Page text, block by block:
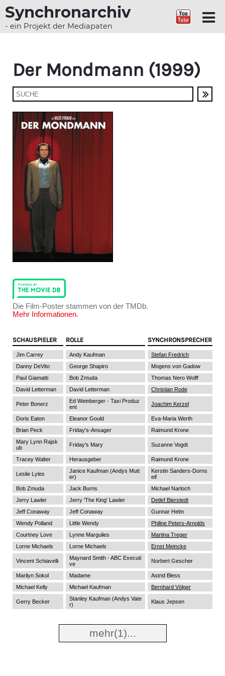
Synchronarchiv
- ein Projekt der Mediapaten
Der Mondmann (1999)
Die Film-Poster stammen von der TMDb.
Mehr Informationen.
SCHAUSPIELER ROLLE SYNCHRONSPRECHER
Jim Carrey Andy Kaufman
Stefan Fredrich
Danny DeVito
George Shapiro
Mogens von Gadow
Paul Giamatti
Bob Zmuda
Thomas Nero Wolff
David Letterman
David Letterman Christian Rode
Peter Bonerz
Ed Weinberger - Taxi Produz
ent
Joachim Kerzel
Doris Eaton Eleanor Gould
Eva-Maria Werth
Brian Peck
Friday's-Ansager
Raimund Krone
Mary Lynn Rajsk
ub
Friday's Mary Suzanne Vogdt
Tracey Walter Herausgeber Raimund Krone
Leslie Lyles
Janice Kaufman (Andys Mutt
er)
Kerstin Sanders-Dorns
eif
Bob Zmuda
Jack Burns
Michael Narloch
Jerry Lawler
Jerry 'The King' Lawler
Detlef Bierstedt
Jeff Conaway
Jeff Conaway
Gunnar Helm
Wendy Polland
Little Wendy
Philine Peters-Arnolds
Courtney Love
Lynne Margulies
Martina Treger
Lorne Michaels
Lorne Michaels Ernst Meincke
Vincent Schiavelli
Maynard Smith - ABC Executi
ve
Norbert Gescher
Marilyn Sokol Madame
Astrid Bless
Michael Kelly
Michael Kaufman Bernhard Völger
Gerry Becker
Stanley Kaufman (Andys Vate
r)
Klaus Jepsen
mehr(1)...